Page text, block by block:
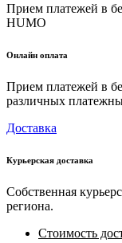
Прием платежей в
HUMO
Онлайн оплата
Прием платежей в
различных
Доставка
Курьерская доставка
Собственная
региона.
Стоимость